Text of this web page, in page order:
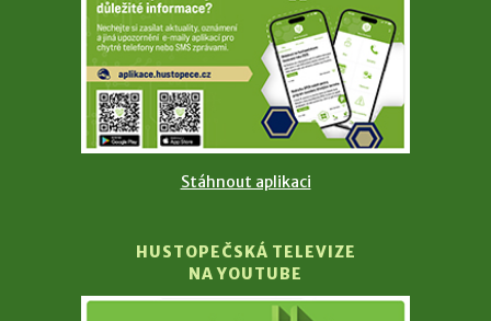
Stáhnout aplikaci
HUSTOPEČSKÁ TELEVIZE
NA YOUTUBE